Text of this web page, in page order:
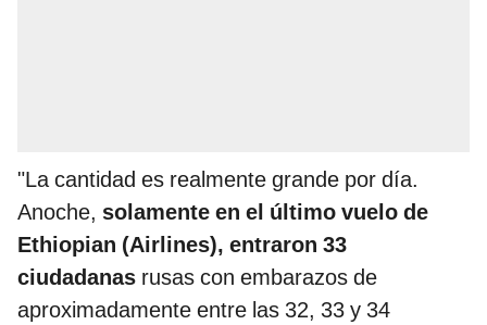
"La cantidad es realmente grande por día.
Anoche, solamente en el último vuelo de
Ethiopian (Airlines), entraron 33
ciudadanas rusas con embarazos de
aproximadamente entre las 32, 33 y 34